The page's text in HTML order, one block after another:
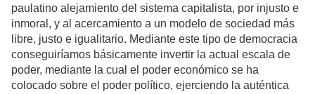
paulatino alejamiento del sistema capitalista, por injusto e
inmoral, y al acercamiento a un modelo de sociedad más
libre, justo e igualitario. Mediante este tipo de democracia
conseguiríamos básicamente invertir la actual escala de
poder, mediante la cual el poder económico se ha
colocado sobre el poder político, ejerciendo la auténtica